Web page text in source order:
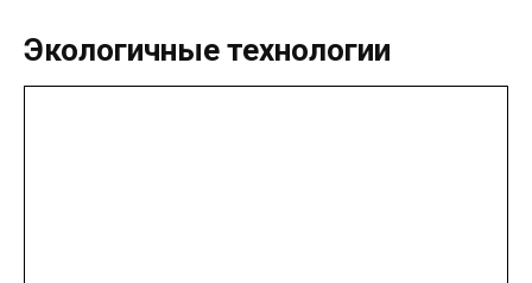
Экологичные технологии